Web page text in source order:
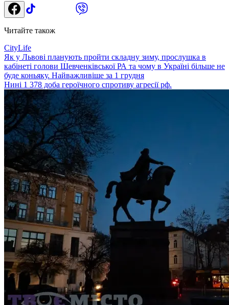
Читайте також
CityLife
Як у Львові планують пройти складну зиму, прослушка в
кабінеті голови Шевченківської РА та чому в Україні більше не
буде коньяку. Найважливіше за 1 грудня
Нині 1 378 доба героїчного спротиву агресії рф.